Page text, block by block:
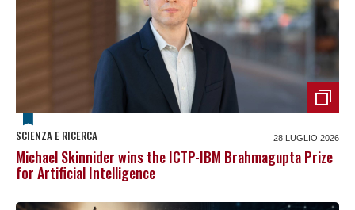
SCIENZA E RICERCA 28 LUGLIO 2026
Michael Skinnider wins the ICTP-IBM Brahmagupta Prize
for Artificial Intelligence